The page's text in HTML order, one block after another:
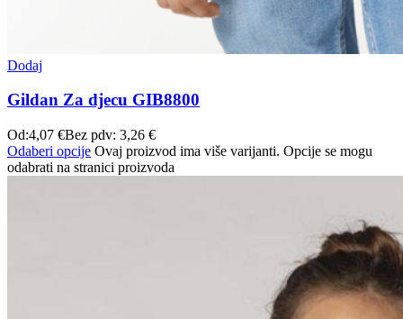
Dodaj
Gildan Za djecu GIB8800
Od:4,07 €Bez pdv: 3,26 €
Odaberi opcije Ovaj proizvod ima više varijanti. Opcije se mogu
odabrati na stranici proizvoda